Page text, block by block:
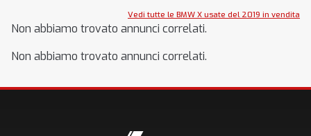
Vedi tutte le BMW X usate del 2019 in vendita
Non abbiamo trovato annunci correlati.
Non abbiamo trovato annunci correlati.